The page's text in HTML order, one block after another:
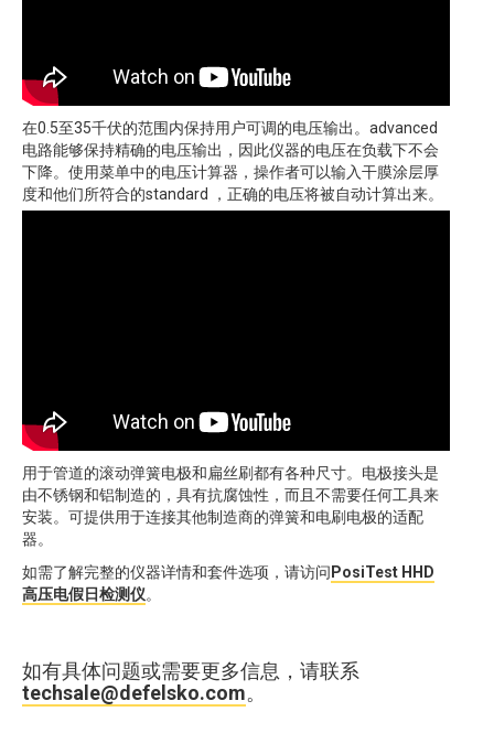
在0.5至35千伏的范围内保持用户可调的电压输出。advanced
电路能够保持精确的电压输出，因此仪器的电压在负载下不会
下降。使用菜单中的电压计算器，操作者可以输入干膜涂层厚
度和他们所符合的standard ，正确的电压将被自动计算出来。
用于管道的滚动弹簧电极和扁丝刷都有各种尺寸。电极接头是
由不锈钢和铝制造的，具有抗腐蚀性，而且不需要任何工具来
安装。可提供用于连接其他制造商的弹簧和电刷电极的适配
器。
如需了解完整的仪器详情和套件选项，请访问 PosiTest HHD
高压电假日检测仪。
如有具体问题或需要更多信息，请联系
techsale@defelsko.com。